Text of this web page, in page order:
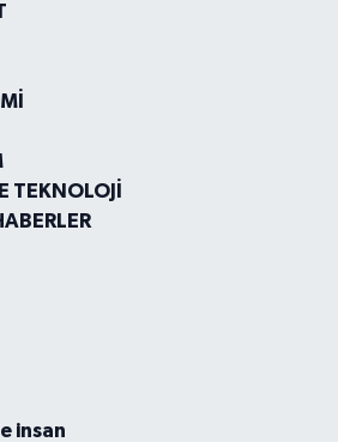
TEKNOLOJİ
insan